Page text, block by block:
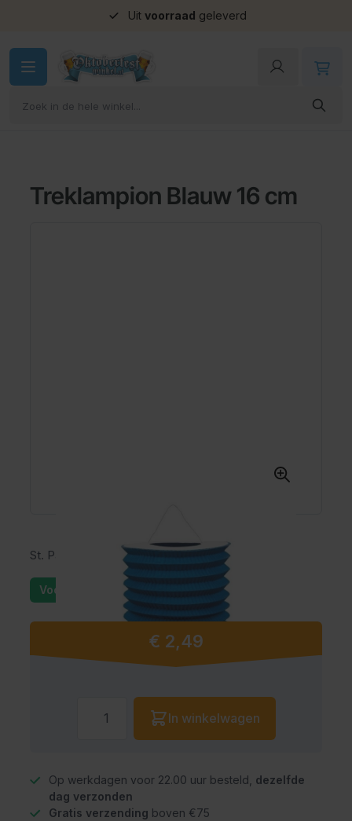
Uit voorraad geleverd
Treklampion Blauw 16 cm
St. Papieren treklampion blauw (16 cm)
Voorraad: 25+
€ 2,49
In winkelwagen
Op werkdagen voor 22.00 uur besteld, dezelfde
dag verzonden
Gratis verzending boven €75